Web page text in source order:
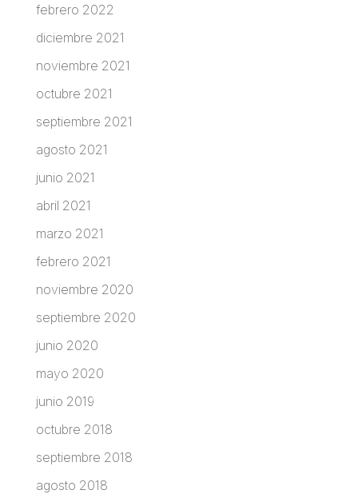
febrero 2022
diciembre 2021
noviembre 2021
octubre 2021
septiembre 2021
agosto 2021
junio 2021
abril 2021
marzo 2021
febrero 2021
noviembre 2020
septiembre 2020
junio 2020
mayo 2020
junio 2019
octubre 2018
septiembre 2018
agosto 2018